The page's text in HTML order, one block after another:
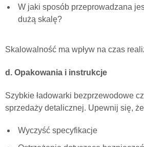
W jaki sposób przeprowadzana
dużą skalę?
Skalowalność ma wpływ na czas
d. Opakowania i instrukcje
Szybkie ładowarki bezprzewodowe
sprzedaży detalicznej. Upewnij się,
Wyczyść specyfikacje